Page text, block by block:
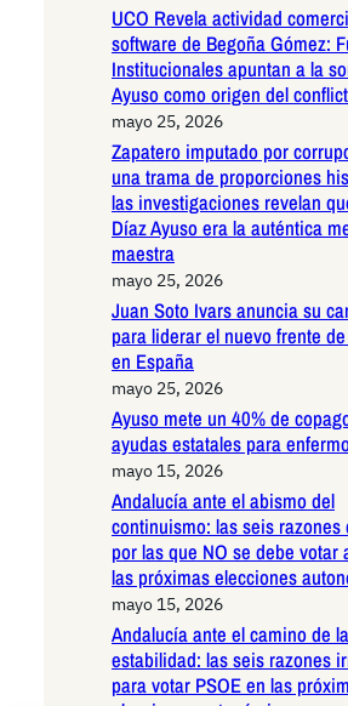
UCO Revela actividad
software de Begoña Gómez:
Institucionales apuntan a la
Ayuso como origen del
mayo 25, 2026
Zapatero imputado por
una trama de proporciones
las investigaciones revelan
Díaz Ayuso era la auténtica
maestra
mayo 25, 2026
Juan Soto Ivars anuncia su
para liderar el nuevo frente
en España
mayo 25, 2026
Ayuso mete un 40% de
ayudas estatales para
mayo 15, 2026
Andalucía ante el abismo del
continuismo: las seis
por las que NO se debe votar
las próximas elecciones
mayo 15, 2026
Andalucía ante el camino de la
estabilidad: las seis razones
para votar PSOE en las